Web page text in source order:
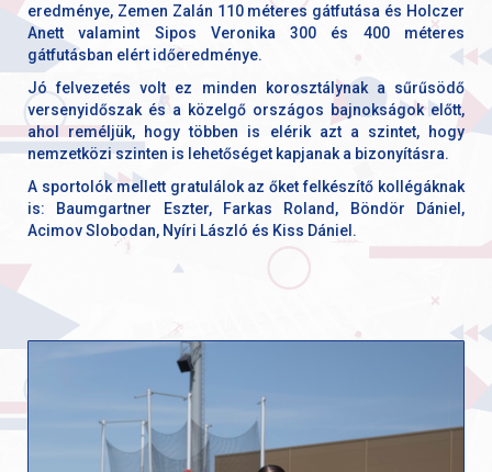
eredménye, Zemen Zalán 110 méteres gátfutása és Holczer
Anett valamint Sipos Veronika 300 és 400 méteres
gátfutásban elért időeredménye.
Jó felvezetés volt ez minden korosztálynak a sűrűsödő
versenyidőszak és a közelgő országos bajnokságok előtt,
ahol reméljük, hogy többen is elérik azt a szintet, hogy
nemzetközi szinten is lehetőséget kapjanak a bizonyításra.
A sportolók mellett gratulálok az őket felkészítő kollégáknak
is: Baumgartner Eszter, Farkas Roland, Böndör Dániel,
Acimov Slobodan, Nyíri László és Kiss Dániel.